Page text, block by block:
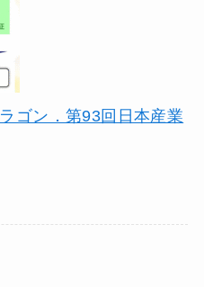
ゴン．第93回日本産業